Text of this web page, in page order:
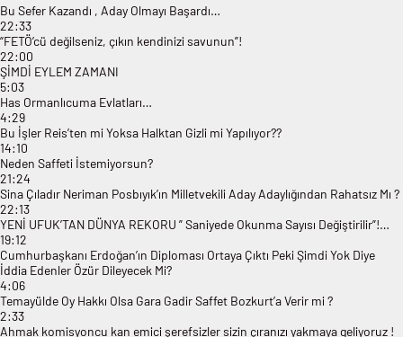
Bu Sefer Kazandı , Aday Olmayı Başardı…
22:33
“FETÖ’cü değilseniz, çıkın kendinizi savunun”!
22:00
ŞİMDİ EYLEM ZAMANI
5:03
Has Ormanlıcuma Evlatları…
4:29
Bu İşler Reis’ten mi Yoksa Halktan Gizli mi Yapılıyor??
14:10
Neden Saffeti İstemiyorsun?
21:24
Sina Çıladır Neriman Posbıyık’ın Milletvekili Aday Adaylığından Rahatsız Mı ?
22:13
YENİ UFUK’TAN DÜNYA REKORU ” Saniyede Okunma Sayısı Değiştirilir”!…
19:12
Cumhurbaşkanı Erdoğan’ın Diploması Ortaya Çıktı Peki Şimdi Yok Diye
İddia Edenler Özür Dileyecek Mi?
4:06
Temayülde Oy Hakkı Olsa Gara Gadir Saffet Bozkurt’a Verir mi ?
2:33
Ahmak komisyoncu kan emici şerefsizler sizin çıranızı yakmaya geliyoruz !